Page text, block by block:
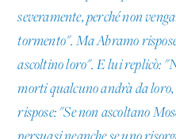
severamente, perché non
tormento". Ma Abramo
ascoltino loro". E lui replicò:
morti qualcuno andrà da
rispose: "Se non ascoltano